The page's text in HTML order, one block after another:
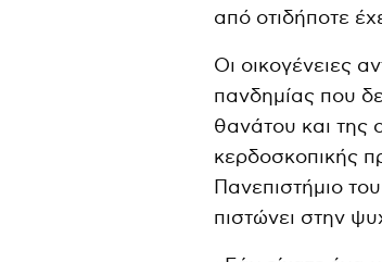
από οτιδήποτε
Οι οικογένειες
πανδημίας που
θανάτου και της
κερδοσκοπικής
Πανεπιστήμιο
πιστώνει στην